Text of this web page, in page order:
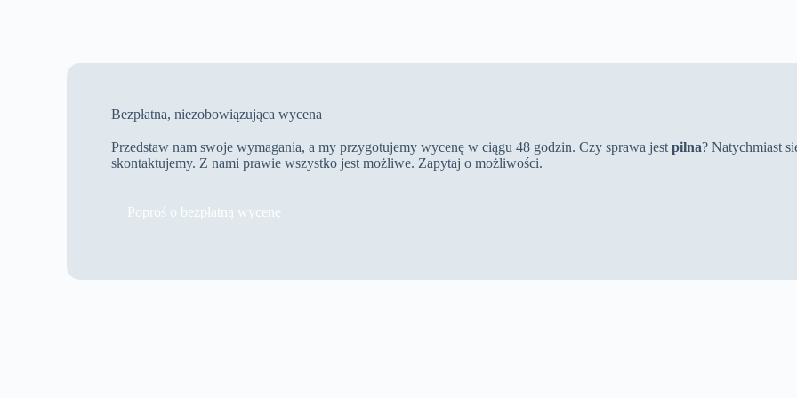
Bezpłatna, niezobowiązująca wycena
Przedstaw nam swoje wymagania, a my przygotujemy wycenę w ciągu 48 godzin. Czy sprawa jest pilna? Natychmiast
skontaktujemy. Z nami prawie wszystko jest możliwe. Zapytaj o możliwości.
Poproś o bezpłatną wycenę